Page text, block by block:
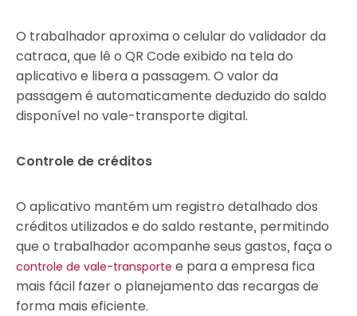
O trabalhador aproxima o celular do validador da
catraca, que lê o QR Code exibido na tela do
aplicativo e libera a passagem. O valor da
passagem é automaticamente deduzido do saldo
disponível no vale-transporte digital.
Controle de créditos
O aplicativo mantém um registro detalhado dos
créditos utilizados e do saldo restante, permitindo
que o trabalhador acompanhe seus gastos, faça o
controle de vale-transporte e para a empresa fica
mais fácil fazer o planejamento das recargas de
forma mais eficiente.